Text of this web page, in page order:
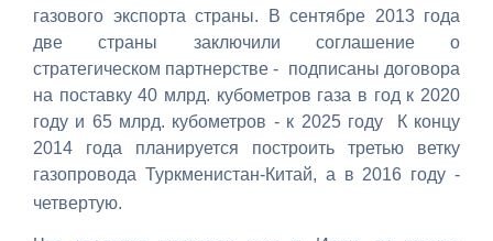
газового экспорта страны. В сентябре 2013 года
две страны заключили соглашение о
стратегическом партнерстве - подписаны договора
на поставку 40 млрд. кубометров газа в год к 2020
году и 65 млрд. кубометров - к 2025 году К концу
2014 года планируется построить третью ветку
газопровода Туркменистан-Китай, а в 2016 году -
четвертую.